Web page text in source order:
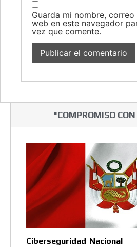
Guarda mi nombre,
web en este navegador
vez que comente.
"COMPROMISO
Ciberseguridad Nacional